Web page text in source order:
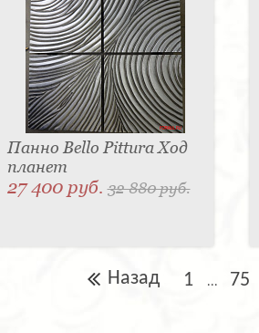
Панно Bello Pittura Ход
планет
27 400 руб.32 880 руб.
Назад 1 ... 75